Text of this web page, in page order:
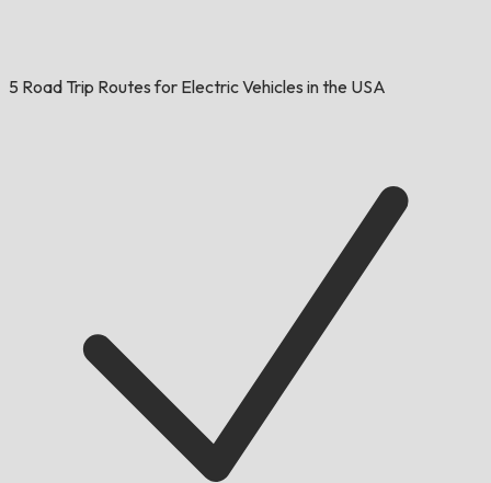
5 Road Trip Routes for Electric Vehicles in the USA